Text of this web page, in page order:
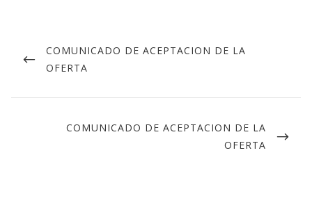
COMUNICADO DE ACEPTACION DE LA
OFERTA
COMUNICADO DE ACEPTACION DE LA
OFERTA